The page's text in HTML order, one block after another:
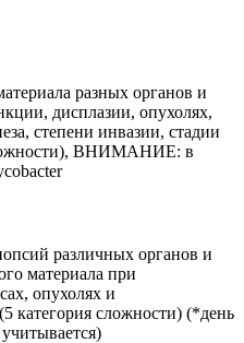
разных органов и
дисплазии, опухолях,
степени инвазии, стадии
ВНИМАНИЕ: в
различных органов и
материала при
опухолях и
категория сложности) (*день